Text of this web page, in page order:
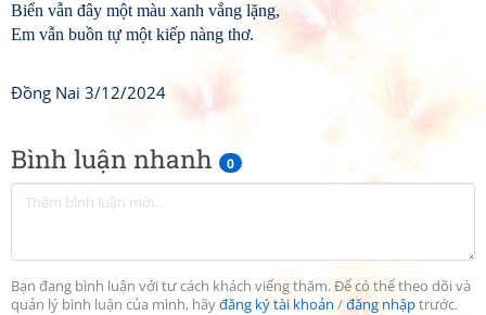
Bình luận nhanh 0
Bạn đang bình luận với tư cách khách viếng thăm. Để có thể theo dõi và
quản lý bình luận của mình, hãyđăng ký tài khoản /đăng nhậptrước.
Biển vẫn đây một màu xanh vắng lặng,
Em vẫn buồn tự một kiếp nàng thơ.
Đồng Nai 3/12/2024